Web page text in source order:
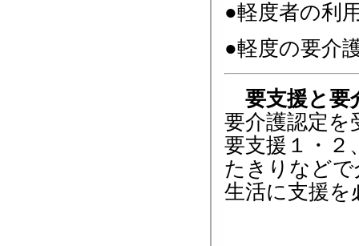
●軽度者の利
●軽度の要介
要支援と要
要介護認定を
要支援１・２
たきりなど
生活に支援を